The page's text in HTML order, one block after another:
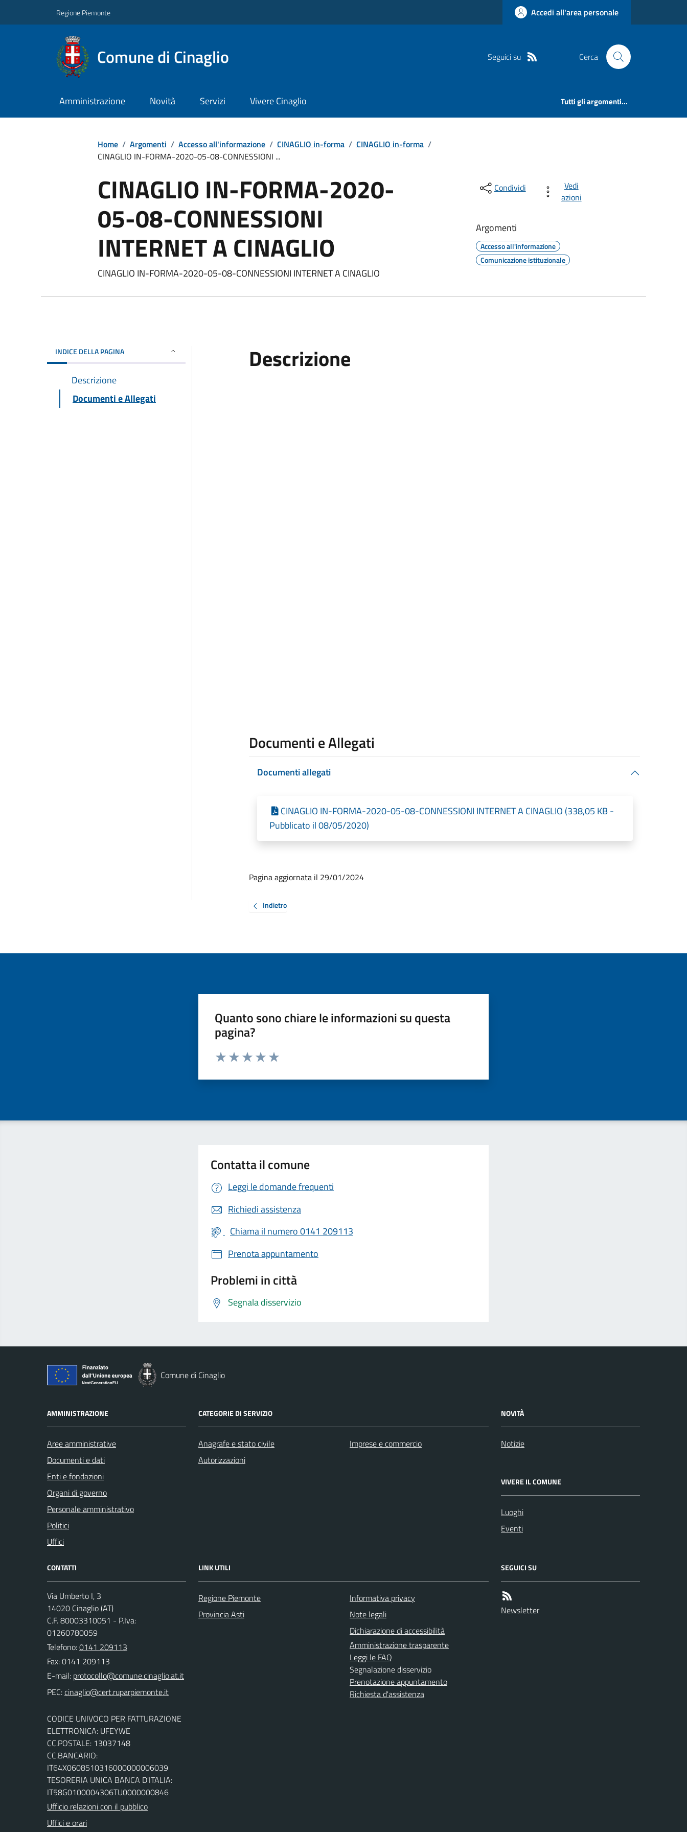
Regione Piemonte Accedi all'area personale
Comune di Cinaglio Seguici su Cerca
Amministrazione Novità Servizi Vivere Cinaglio Tutti gli argomenti...
Home / Argomenti / Accesso all'informazione / CINAGLIO in-forma / CINAGLIO in-forma /
CINAGLIO IN-FORMA-2020-05-08-CONNESSIONI ...
CINAGLIO IN-FORMA-2020-
05-08-CONNESSIONI
INTERNET A CINAGLIO
CINAGLIO IN-FORMA-2020-05-08-CONNESSIONI INTERNET A CINAGLIO
Condividi
Vedi
azioni
Argomenti
Accesso all'informazione
Comunicazione istituzionale
INDICE DELLA PAGINA
Descrizione
Documenti e Allegati
Descrizione
Documenti e Allegati
Documenti allegati
CINAGLIO IN-FORMA-2020-05-08-CONNESSIONI INTERNET A CINAGLIO (338,05 KB -
Pubblicato il 08/05/2020)
Pagina aggiornata il 29/01/2024
Indietro
Quanto sono chiare le informazioni su questa
pagina?
Valuta da 1 a 5 stelle la pagina
Contatta il comune
Leggi le domande frequenti
Richiedi assistenza
Chiama il numero 0141 209113
Prenota appuntamento
Problemi in città
Segnala disservizio
Comune di Cinaglio
AMMINISTRAZIONE
Aree amministrative
Documenti e dati
Enti e fondazioni
Organi di governo
Personale amministrativo
Politici
Uffici
CATEGORIE DI SERVIZIO
Anagrafe e stato civile
Autorizzazioni
Imprese e commercio
NOVITÀ
Notizie
VIVERE IL COMUNE
Luoghi
Eventi
CONTATTI
Via Umberto I, 3
14020 Cinaglio (AT)
C.F. 80003310051 - P.Iva:
01260780059
Telefono:0141 209113
Fax: 0141 209113
E-mail:
PEC:
CODICE UNIVOCO PER FATTURAZIONE
ELETTRONICA: UFEYWE
CC.POSTALE: 13037148
CC.BANCARIO:
IT64X0608510316000000006039
TESORERIA UNICA BANCA D'ITALIA:
IT58G0100004306TU0000000846
Ufficio relazioni con il pubblico
Uffici e orari
LINK UTILI
Regione Piemonte
Provincia Asti
Informativa privacy
Note legali
Dichiarazione di accessibilità
Amministrazione trasparente
Leggi le FAQ
Segnalazione disservizio
Prenotazione appuntamento
Richiesta d'assistenza
SEGUICI SU
Newsletter